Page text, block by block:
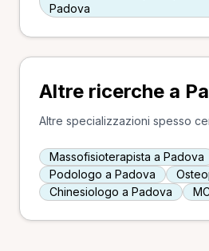
Padova
Altre ricerche a
Altre specializzazioni spesso
Massofisioterapista a Padova
Podologo a Padova
Chinesiologo a Padova